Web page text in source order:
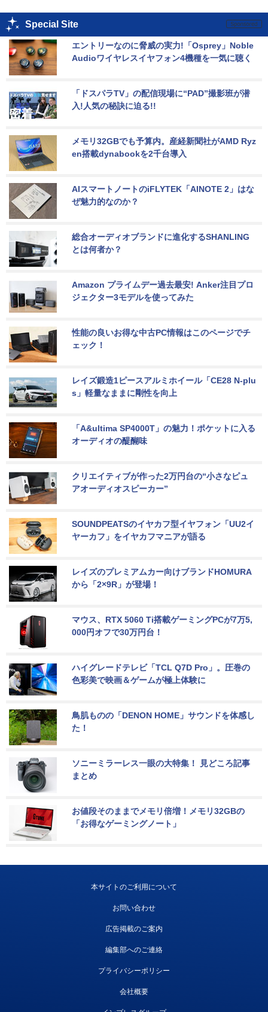
Special Site
エントリーなのに脅威の実力!「Osprey」Noble
Audioワイヤレスイヤフォン4機種を一気に聴く
「ドスパラTV」の配信現場に“PAD”撮影班が潜
入!人気の秘訣に迫る!!
メモリ32GBでも予算内。産経新聞社がAMD Ryz
en搭載dynabookを2千台導入
AIスマートノートのiFLYTEK「AINOTE 2」はな
ぜ魅力的なのか？
総合オーディオブランドに進化するSHANLING
とは何者か？
Amazon プライムデー過去最安! Anker注目プロ
ジェクター3モデルを使ってみた
性能の良いお得な中古PC情報はこのページでチ
ェック！
レイズ鍛造1ピースアルミホイール「CE28 N-plu
s」軽量なままに剛性を向上
「A&ultima SP4000T」の魅力！ポケットに入る
オーディオの醍醐味
クリエイティブが作った2万円台の“小さなピュ
アオーディオスピーカー”
SOUNDPEATSのイヤカフ型イヤフォン「UU2イ
ヤーカフ」をイヤカフマニアが語る
レイズのプレミアムカー向けブランドHOMURA
から「2×9R」が登場！
マウス、RTX 5060 Ti搭載ゲーミングPCが7万5,
000円オフで30万円台！
ハイグレードテレビ「TCL Q7D Pro」。圧巻の
色彩美で映画＆ゲームが極上体験に
鳥肌ものの「DENON HOME」サウンドを体感し
た！
ソニーミラーレス一眼の大特集！ 見どころ記事
まとめ
お値段そのままでメモリ倍増！メモリ32GBの
「お得なゲーミングノート」
本サイトのご利用について
お問い合わせ
広告掲載のご案内
編集部へのご連絡
プライバシーポリシー
会社概要